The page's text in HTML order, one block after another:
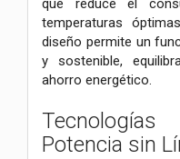
que reduce el
temperaturas
diseño permite un
y sostenible,
ahorro energético.
Potencia sin